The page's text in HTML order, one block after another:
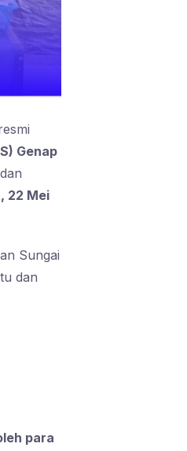
Genap
22 Mei
Sungai
dan
para